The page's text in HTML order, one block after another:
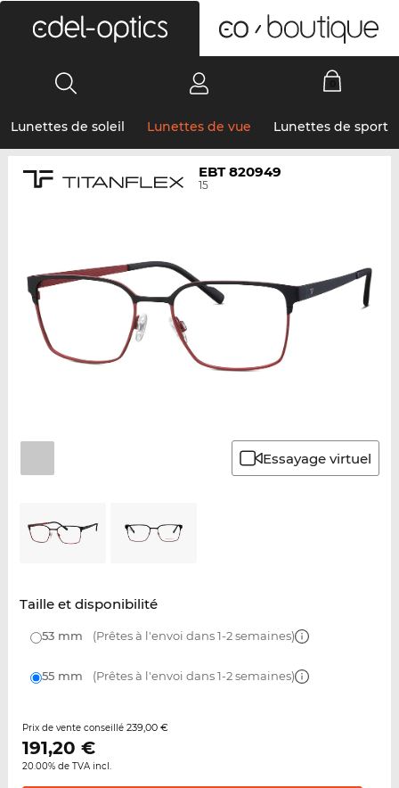
Lunettes de soleil Lunettes de vue Lunettes de sport
EBT 820949
15
Essayage virtuel
Taille et disponibilité
53 mm (Prêtes à l'envoi dans 1-2 semaines)
55 mm (Prêtes à l'envoi dans 1-2 semaines)
Prix de vente conseillé 239,00 €
191,20 €
20.00% de TVA incl.